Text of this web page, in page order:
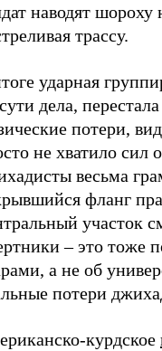
наводят
трассу.
ударная
дела,
потери,
не хватило сил
весьма
фланг
участок
– это тоже
а не об
потери
курдское